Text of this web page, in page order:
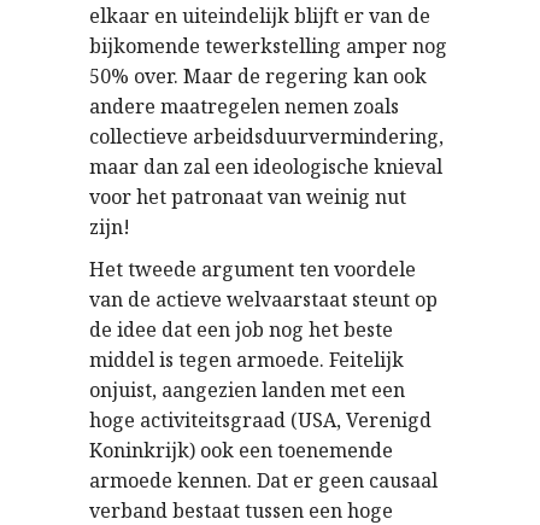
elkaar en uiteindelijk blijft er van de
bijkomende tewerkstelling amper nog
50% over. Maar de regering kan ook
andere maatregelen nemen zoals
collectieve arbeidsduurvermindering,
maar dan zal een ideologische knieval
voor het patronaat van weinig nut
zijn!
Het tweede argument ten voordele
van de actieve welvaarstaat steunt op
de idee dat een job nog het beste
middel is tegen armoede. Feitelijk
onjuist, aangezien landen met een
hoge activiteitsgraad (USA, Verenigd
Koninkrijk) ook een toenemende
armoede kennen. Dat er geen causaal
verband bestaat tussen een hoge